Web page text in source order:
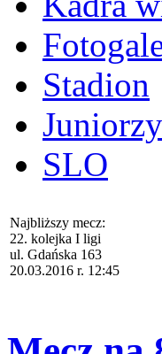
Stadion
Juniorzy
SLO
Najbliższy mecz:
22. kolejka I ligi
ul. Gdańska 163
20.03.2016 r. 12:45